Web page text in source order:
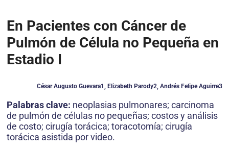
En Pacientes con Cáncer de
Pulmón de Célula no Pequeña en
Estadio I
César Augusto Guevara1, Elizabeth Parody2, Andrés Felipe Aguirre3
Palabras clave: neoplasias pulmonares; carcinoma
de pulmón de células no pequeñas; costos y análisis
de costo; cirugía torácica; toracotomía; cirugía
torácica asistida por video.